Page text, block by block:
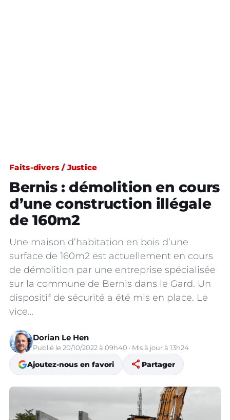
Faits-divers / Justice
Bernis : démolition en cours
d’une construction illégale
de 160m2
Une maison d’habitation en bois d’une
surface de 160m2 est actuellement en cours
de démolition par une entreprise spécialisée
sur la commune de Bernis dans le Gard. Un
dispositif de sécurité a été mis en place. Le
vice…
Dorian Le Hen
Publié le 20/10/2022 à 09h40 · Mis à jour à 13h24
Ajoutez-nous en favori share Partager